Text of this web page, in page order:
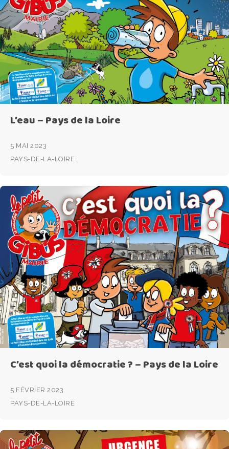
L’eau – Pays de la Loire
5 MAI 2023
PAYS-DE-LA-LOIRE
C’est quoi la démocratie ? – Pays de la Loire
5 FÉVRIER 2023
PAYS-DE-LA-LOIRE